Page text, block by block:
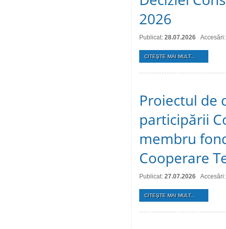
2026
Publicat: 28.07.2026
CITEŞTE MAI MULT...
Proiectul de
participării
membru
Cooperare
Publicat: 27.07.2026
CITEŞTE MAI MULT...